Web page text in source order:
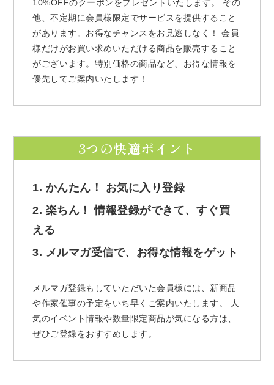
10%OFFのクーポンをプレゼントいたします。 その
他、不定期に会員様限定でサービスを提供すること
があります。お得なチャンスをお見逃しなく！ 会員
様だけがお買い求めいただける商品を販売すること
がございます。特別価格の商品など、お得な情報を
優先してご案内いたします！
3つの快適ポイント
1. かんたん！ お気に入り登録
2. 楽ちん！ 情報登録ができて、すぐ買
える
3. メルマガ受信で、お得な情報をゲット
メルマガ登録もしていただいた会員様には、新商品
や作家催事の予定をいち早くご案内いたします。 人
気のイベント情報や数量限定商品が気になる方は、
ぜひご登録をおすすめします。